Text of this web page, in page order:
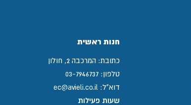
חנות ראשית
כתובת: המרכבה 2, חולון
טלפון: 03-7946737
דוא"ל: ec@avieli.co.il
שעות פעילות